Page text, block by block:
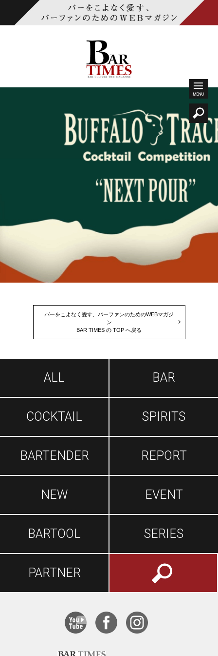
バーをこよなく愛す、バーファンのためのWEBマガジ
ン
BAR TIMES の TOP へ戻る
ALL BAR
COCKTAIL SPIRITS
BARTENDER REPORT
NEW EVENT
BARTOOL SERIES
PARTNER